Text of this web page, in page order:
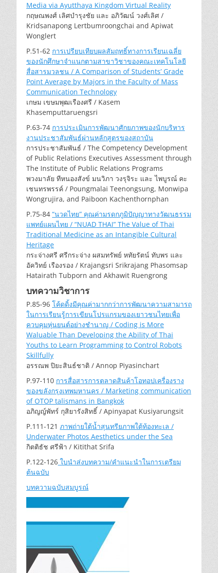
Media via Ayutthaya Kingdom Virtual Reality
กฤษณพงศ์ เลิศบำรุงชัย และ อภิวัฒน์ วงศ์เลิศ /
Kridsanapong Lertbumroongchai and Apiwat
Wonglert
P.51-62 การเปรียบเทียบผลสัมฤทธิ์ทางการเรียนเฉลี่ย
ของนักศึกษาจำแนกตามสาขาวิชาของคณะเทคโนโลยี
สื่อสารมวลชน / A Comparison of Students’ Grade
Point Average by Majors in the Faculty of Mass
Communication Technology
เกษม เขษมพุฒเรืองศรี / Kasem
Khasemputtaruengsri
P.63-74 การประเมินการพัฒนาศักยภาพของนักบริหาร
งานประชาสัมพันธ์ผ่านหลักสูตรของสถาบัน
การประชาสัมพันธ์ / The Competency Development
of Public Relations Executives Assessment through
The Institute of Public Relations Programs
พวงมาลัย ทีหนองสังข์ มนวิภา วงรุจิระ และ ไพบูรณ์ คะ
เชนทรพรรค์ / Poungmalai Teenongsung, Monwipa
Wongrujira, and Paiboon Kachenthornphan
P.75-84 “นวดไทย” คุณค่ามรดกภูมิปัญญาทางวัฒนธรรม
แพทย์แผนไทย / “NUAD THAI” The Value of Thai
Traditional Medicine as an Intangible Cultural
Heritage
กระจ่างศรี ศรีกระจ่าง ผสมทรัพย์ หทัยรัตน์ ทับพร และ
อัควิทย์ เรืองรอง / Krajangsri Srikrajang Phasomsap
Hatairath Tubporn and Akhawit Ruengrong
บทความวิชาการ
P.85-96 โค้ดดิ้งมีคุณค่ามากกว่าการพัฒนาความสามารถ
ในการเรียนรู้การเขียนโปรแกรมของเยาวชนไทยเพื่อ
ควบคุมหุ่นยนต์อย่างชำนาญ / Coding is More
Waluable Than Developing the Ability of Thai
Youths to Learn Programming to Control Robots
Skillfully
อรรณพ ปิยะสินธ์ชาติ / Annop Piyasinchart
P.97-110 การสื่อสารการตลาดสินค้าโอทอปเครื่องราง
ของขลังกรุงเทพมหานคร / Marketing communication
of OTOP talismans in Bangkok
อภิญญ์พัทร์ กุสิยารังสิทธิ์ / Apinyapat Kusiyarungsit
P.111-121 ภาพถ่ายใต้น้ำสุนทรียภาพใต้ท้องทะเล /
Underwater Photos Aesthetics under the Sea
กิตติธัช ศรีฟ้า / Kitithat Srifa
P.122-126 ใบนำส่งบทความ/คำแนะนำในการเตรียม
ต้นฉบับ
บทความฉบับสมบูรณ์